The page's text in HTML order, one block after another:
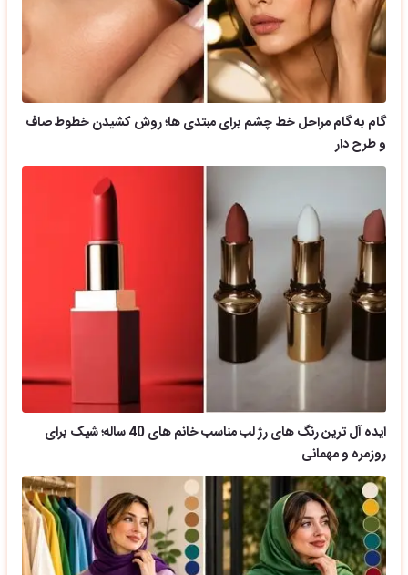
گام به گام مراحل خط چشم برای مبتدی ها؛ روش کشیدن خطوط صاف
و طرح دار
ایده آل ترین رنگ های رژ لب مناسب خانم های 40 ساله؛ شیک برای
روزمره و مهمانی